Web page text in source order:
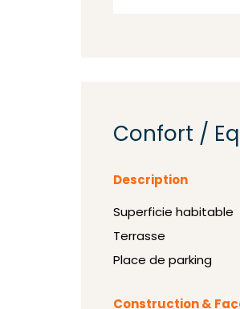
Confort /
Description
Superficie habitable
Terrasse
Place de parking
Construction &